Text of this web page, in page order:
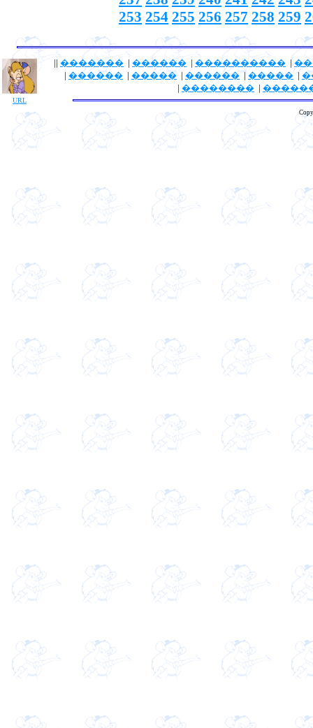
253 254 255 256 257 258 259
URL
|| ������� | ������ | ���������� |
| ������ | ����� | ������|����� |
| �������� |